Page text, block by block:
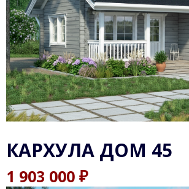
КАРХУЛА ДОМ 45
1 903 000 ₽